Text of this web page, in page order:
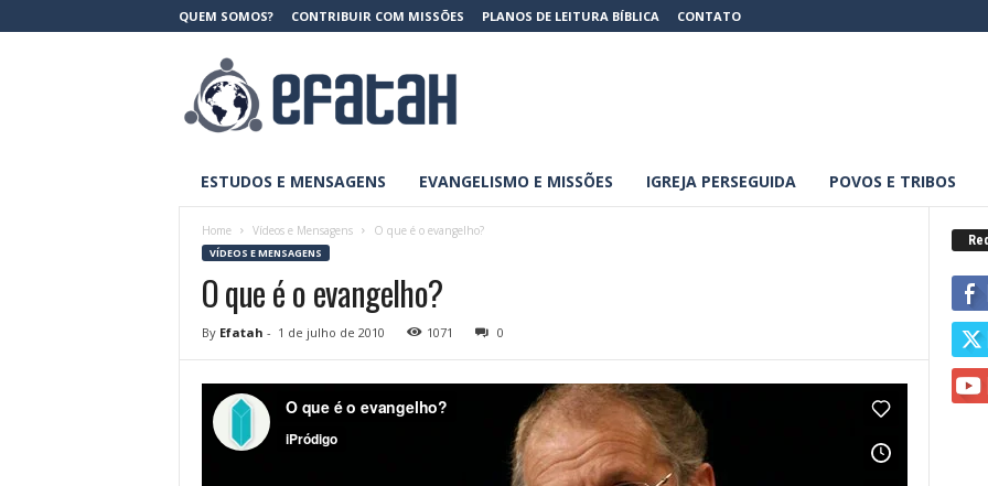
QUEM SOMOS? CONTRIBUIR COM MISSÕES PLANOS DE LEITURA BÍBLICA
CONTATO
i
ESTUDOS E MENSAGENS EVANGELISMO E MISSÕES IGREJA PERSEGUIDA POVOS E TRIBOS
Home Vídeos e Mensagens O que é o evangelho?
VÍDEOS E MENSAGENS
O que é o evangelho?
By Efatah - 1 de julho de 2010 1071 0